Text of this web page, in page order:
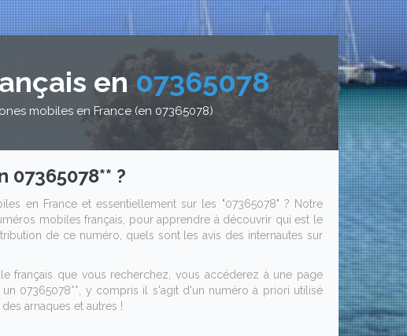
en 07365078
mobiles en France (en 07365078)
?
en France et essentiellement sur les "07365078" ? Notre
mobiles français, pour apprendre à découvrir qui est le
de ce numéro, quels sont les avis des internautes sur
français que vous recherchez, vous accéderez à une page
07365078**, y compris il s'agit d'un numéro à priori utilisé
arnaques et autres !